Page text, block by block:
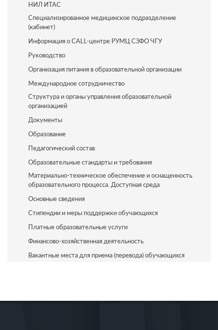
НИЛ ИТАС
Специализированное медицинское подразделение
(кабинет)
Информация о CALL-центре РУМЦ СЗФО ЧГУ
Руководство
Организация питания в образовательной организации
Международное сотрудничество
Структура и органы управления образовательной
организацией
Документы
Образование
Педагогический состав
Образовательные стандарты и требования
Материально-техническое обеспечение и оснащенность
образовательного процесса. Доступная среда
Основные сведения
Стипендии и меры поддержки обучающихся
Платные образовательные услуги
Финансово-хозяйственная деятельность
Вакантные места для приема (перевода) обучающихся